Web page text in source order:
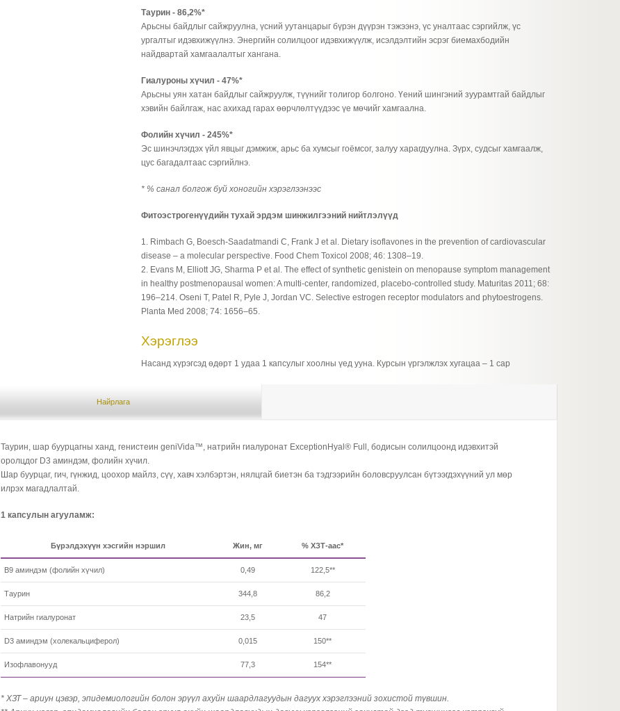
Таурин - 86,2%*
Арьсны байдлыг сайжруулна, үсний уутанцарыг бүрэн дүүрэн тэжээнэ, үс уналтаас сэргийлж, үс
ургалтыг идэвхижүүлнэ. Энергийн солилцоог идэвхижүүлж, исэлдэлтийн эсрэг биемахбодийн
найдвартай хамгаалалтыг хангана.
Гиалуроны хүчил - 47%*
Арьсны уян хатан байдлыг сайжруулж, түүнийг толигор болгоно. Үений шингэний зуурамтгай байдлыг
хэвийн байлгаж, нас ахихад гарах өөрчлөлтүүдээс үе мөчийг хамгаална.
Фолийн хүчил - 245%*
Эс шинэчлэгдэх үйл явцыг дэмжиж, арьс ба хумсыг гоёмсог, залуу харагдуулна. Зүрх, судсыг хамгаалж,
цус багадалтаас сэргийлнэ.
* % санал болгож буй хоногийн хэрэглээнээс
Фитоэстрогенүүдийн тухай эрдэм шинжилгээний нийтлэлүүд
1. Rimbach G, Boesch-Saadatmandi C, Frank J et al. Dietary isoflavones in the prevention of cardiovascular
disease – a molecular perspective. Food Chem Toxicol 2008; 46: 1308–19.
2. Evans M, Elliott JG, Sharma P et al. The effect of synthetic genistein on menopause symptom management
in healthy postmenopausal women: A multi-center, randomized, placebo-controlled study. Maturitas 2011; 68:
196–214. Oseni T, Patel R, Pyle J, Jordan VC. Selective estrogen receptor modulators and phytoestrogens.
Planta Med 2008; 74: 1656–65.
Хэрэглээ
Насанд хүрэгсэд өдөрт 1 удаа 1 капсулыг хоолны үед ууна. Курсын үргэлжлэх хугацаа – 1 сар
Найрлага
Таурин, шар буурцагны ханд, генистеин geniVida™, натрийн гиалуронат ExceptionHyal® Full, бодисын солилцоонд идэвхитэй
оролцдог D3 аминдэм, фолийн хүчил.
Шар буурцаг, гич, гүнжид, цоохор майлз, сүү, хавч хэлбэртэн, нялцгай биетэн ба тэдгээрийн боловсруулсан бүтээгдэхүүний ул мөр
илрэх магадлалтай.
1 капсулын агууламж:
Бүрэлдэхүүн хэсгийн нэршил Жин, мг % ХЗТ-аас*
В9 аминдэм (фолийн хүчил) 0,49 122,5**
Таурин 344,8 86,2
Натрийн гиалуронат 23,5 47
D3 аминдэм (холекальциферол) 0,015 150**
Изофлавонууд 77,3 154**
* ХЗТ – ариун цэвэр, эпидемиологийн болон эрүүл ахуйн шаардлагуудын дагуух хэрэглээний зохистой түвшин.